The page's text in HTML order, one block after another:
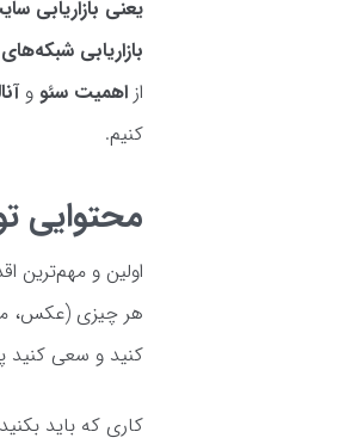
یعنی بازاریابی
بازاریابی
از اهمیت سئو و
کنیم.
محتوایی
اولین و مهم‌ترین
هر چیزی (عکس،
کنید و سعی کنید
کاری که باید